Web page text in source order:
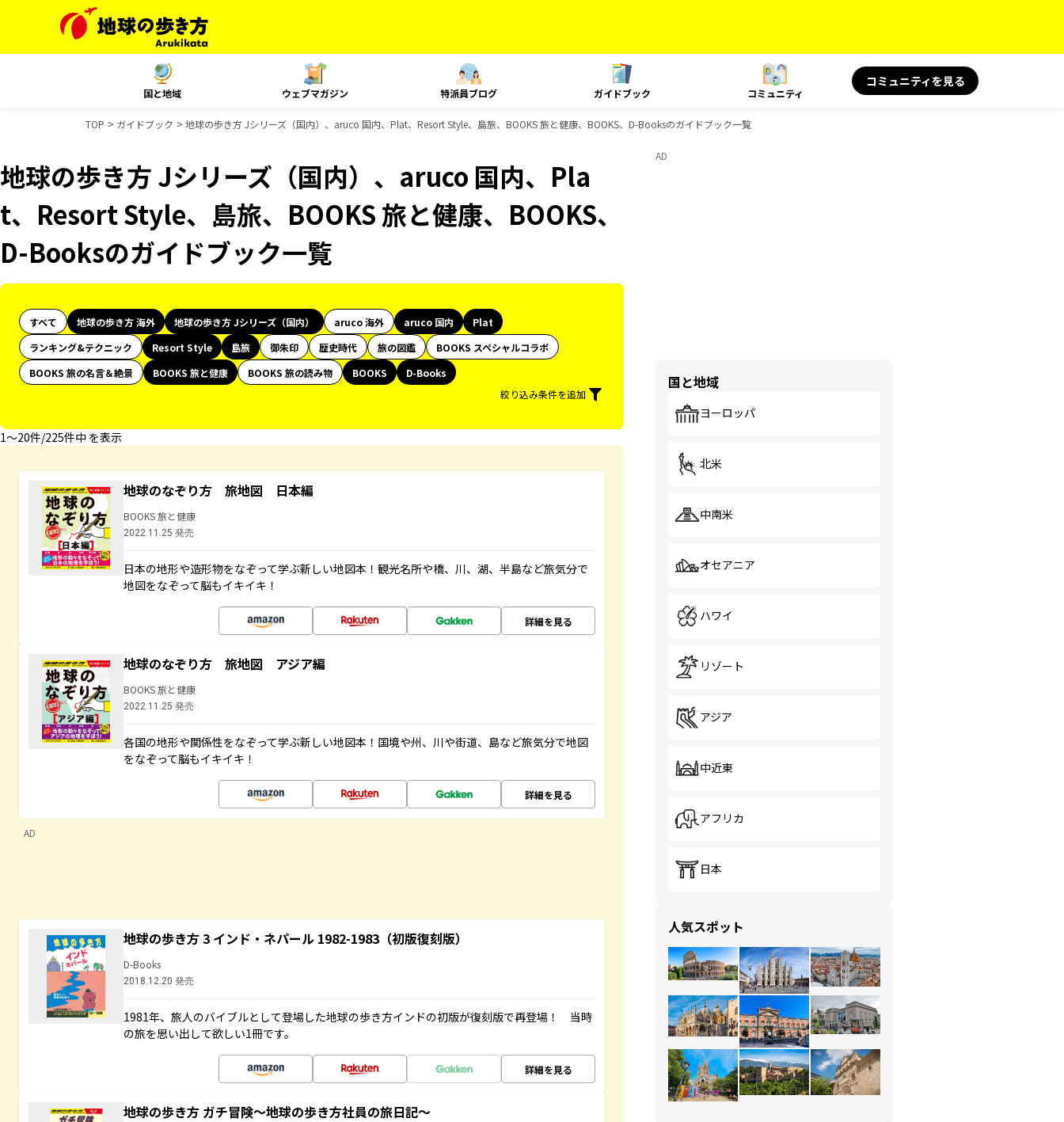
国と地域 ウェブマガジン 特派員ブログ ガイドブック コミュニティ
コミュニティを見る
TOP ガイドブック 地球の歩き方 Jシリーズ（国内）、aruco 国内、Plat、Resort Style、島旅、BOOKS 旅と健康、BOOKS、D-Booksのガイドブック一覧
地球の歩き方 Jシリーズ（国内）、aruco 国内、Pla
t、Resort Style、島旅、BOOKS 旅と健康、BOOKS、
D-Booksのガイドブック一覧
すべて 地球の歩き方 海外 地球の歩き方 Jシリーズ（国内） aruco 海外 aruco 国内
Plat
ランキング&テクニック
Resort Style 島旅 御朱印 歴史時代 旅の図鑑
BOOKS スペシャルコラボ
BOOKS 旅の名言＆絶景
BOOKS 旅と健康 BOOKS 旅の読み物 BOOKS
D-Books
絞り込み条件を追加
1〜20件/225件中 を表示
地球のなぞり方 旅地図 日本編
BOOKS 旅と健康
2022.11.25 発売
日本の地形や造形物をなぞって学ぶ新しい地図本！観光名所や橋、川、湖、半島など旅気分で
地図をなぞって脳もイキイキ！
詳細を見る
地球のなぞり方 旅地図 アジア編
BOOKS 旅と健康
2022.11.25 発売
各国の地形や関係性をなぞって学ぶ新しい地図本！国境や州、川や街道、島など旅気分で地図
をなぞって脳もイキイキ！
詳細を見る
AD
地球の歩き方 3 インド・ネパール 1982-1983（初版復刻版）
D-Books
2018.12.20 発売
1981年、旅人のバイブルとして登場した地球の歩き方インドの初版が復刻版で再登場！ 当時
の旅を思い出して欲しい1冊です。
詳細を見る
地球の歩き方 ガチ冒険～地球の歩き方社員の旅日記～
AD
国と地域
ヨーロッパ
北米
中南米
オセアニア
ハワイ
リゾート
アジア
中近東
アフリカ
日本
人気スポット